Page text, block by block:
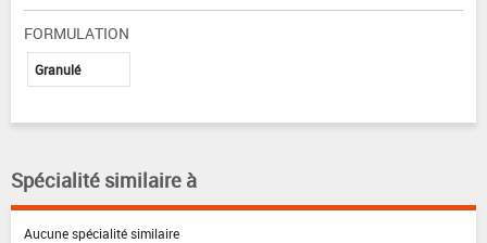
FORMULATION
Granulé
Spécialité similaire à
Aucune spécialité similaire